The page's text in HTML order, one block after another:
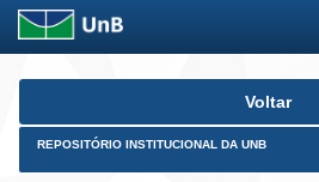
Skip
Voltar
REPOSITÓRIO INSTITUCIONAL DA UNB